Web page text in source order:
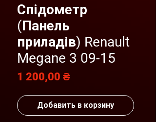
Спідометр
(Панель
приладів) Renault
Megane 3 09-15
1 200,00 ₴Цена
Добавить в корзину